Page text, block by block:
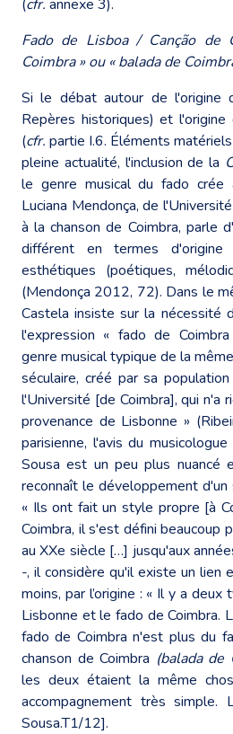
(cfr. annexe 3).
Fado de Lisboa / Canção de
Coimbra » ou « balada de
Si le débat autour de l'origine
Repères historiques) et
(cfr. partie I.6. Éléments
pleine actualité, l'inclusion de la
le genre musical du fado crée
Luciana Mendonça, de
à la chanson de Coimbra, parle
différent en termes d'origine
esthétiques (poétiques,
(Mendonça 2012, 72). Dans le
Castela insiste sur la nécessité
l'expression « fado de
genre musical typique de la
séculaire, créé par sa
l'Université [de Coimbra], qui n'a
provenance de Lisbonne »
parisienne, l'avis du
Sousa est un peu plus nuancé
reconnaît le développement
« Ils ont fait un style propre [à
Coimbra, il s'est défini beaucoup
au XXe siècle […] jusqu'aux
-, il considère qu'il existe un lien
moins, par l’origine : « Il y a
Lisbonne et le fado de Coimbra.
fado de Coimbra n'est plus du
chanson de Coimbra (balada de
les deux étaient la même
accompagnement très
Sousa.T1/12].